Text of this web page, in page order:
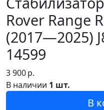
Rover Range
(2017—2025)
14599
3 900р.
В наличии 1 шт.
В